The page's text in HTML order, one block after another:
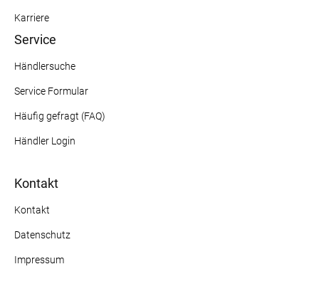
Karriere
Service
Händlersuche
Service Formular
Häufig gefragt (FAQ)
Händler Login
Kontakt
Kontakt
Datenschutz
Impressum